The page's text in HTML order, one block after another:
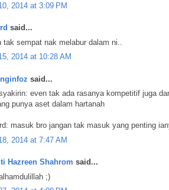
2014 at 3:09 PM
said...
tak sempat nak melabur dalam ni..
2014 at 10:28 AM
said...
even tak ada rasanya kompetitif juga
punya aset dalam hartanah
masuk bro jangan tak masuk yang penting
2014 at 7:47 AM
Hazreen Shahrom said...
;)